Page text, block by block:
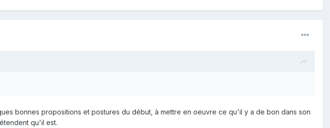
bonnes propositions et postures du début, à mettre en oeuvre ce qu'il y a de bon dans son
qu'il est.